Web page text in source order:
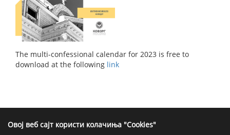
Овој веб сајт користи колачиња "Cookies"
The multi-confessional calendar for 2023 is free to
download at the following link